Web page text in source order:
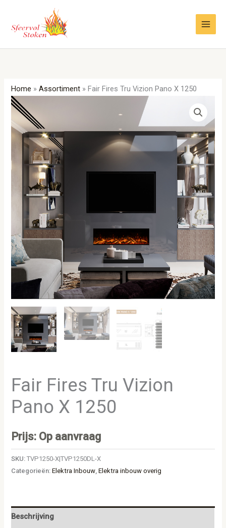
inhoud
Home »Assortiment » Fair Fires Tru Vizion Pano X 1250
Fair Fires Tru Vizion
Pano X 1250
Prijs: Op aanvraag
SKU:TVP1250-X|TVP1250DL-X
Categorieën:Elektra Inbouw ,Elektra inbouw overig
Beschrijving